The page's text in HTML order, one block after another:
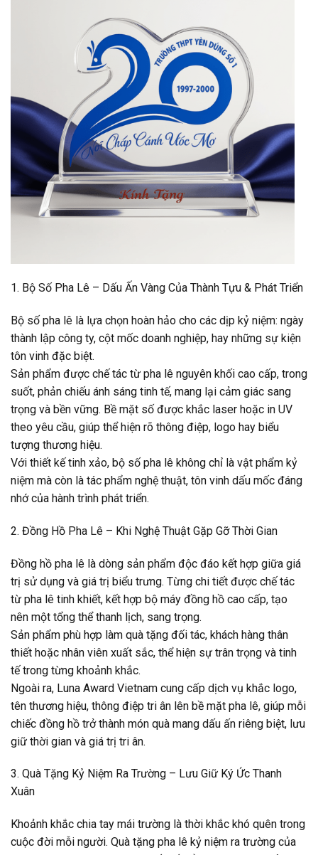
1. Bộ Số Pha Lê – Dấu Ấn Vàng Của Thành Tựu & Phát Triển
Bộ số pha lê là lựa chọn hoàn hảo cho các dịp kỷ niệm: ngày
thành lập công ty, cột mốc doanh nghiệp, hay những sự kiện
tôn vinh đặc biệt.
Sản phẩm được chế tác từ pha lê nguyên khối cao cấp, trong
suốt, phản chiếu ánh sáng tinh tế, mang lại cảm giác sang
trọng và bền vững. Bề mặt số được khắc laser hoặc in UV
theo yêu cầu, giúp thể hiện rõ thông điệp, logo hay biểu
tượng thương hiệu.
Với thiết kế tinh xảo, bộ số pha lê không chỉ là vật phẩm kỷ
niệm mà còn là tác phẩm nghệ thuật, tôn vinh dấu mốc đáng
nhớ của hành trình phát triển.
2. Đồng Hồ Pha Lê – Khi Nghệ Thuật Gặp Gỡ Thời Gian
Đồng hồ pha lê là dòng sản phẩm độc đáo kết hợp giữa giá
trị sử dụng và giá trị biểu trưng. Từng chi tiết được chế tác
từ pha lê tinh khiết, kết hợp bộ máy đồng hồ cao cấp, tạo
nên một tổng thể thanh lịch, sang trọng.
Sản phẩm phù hợp làm quà tặng đối tác, khách hàng thân
thiết hoặc nhân viên xuất sắc, thể hiện sự trân trọng và tinh
tế trong từng khoảnh khắc.
Ngoài ra, Luna Award Vietnam cung cấp dịch vụ khắc logo,
tên thương hiệu, thông điệp tri ân lên bề mặt pha lê, giúp mỗi
chiếc đồng hồ trở thành món quà mang dấu ấn riêng biệt, lưu
giữ thời gian và giá trị tri ân.
3. Quà Tặng Kỷ Niệm Ra Trường – Lưu Giữ Ký Ức Thanh
Xuân
Khoảnh khắc chia tay mái trường là thời khắc khó quên trong
cuộc đời mỗi người. Quà tặng pha lê kỷ niệm ra trường của